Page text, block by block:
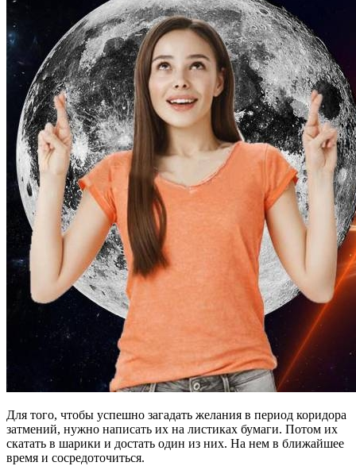
Для того, чтобы успешно загадать желания в период коридора
затмений, нужно написать их на листиках бумаги. Потом их
скатать в шарики и достать один из них. На нем в ближайшее
время и сосредоточиться.